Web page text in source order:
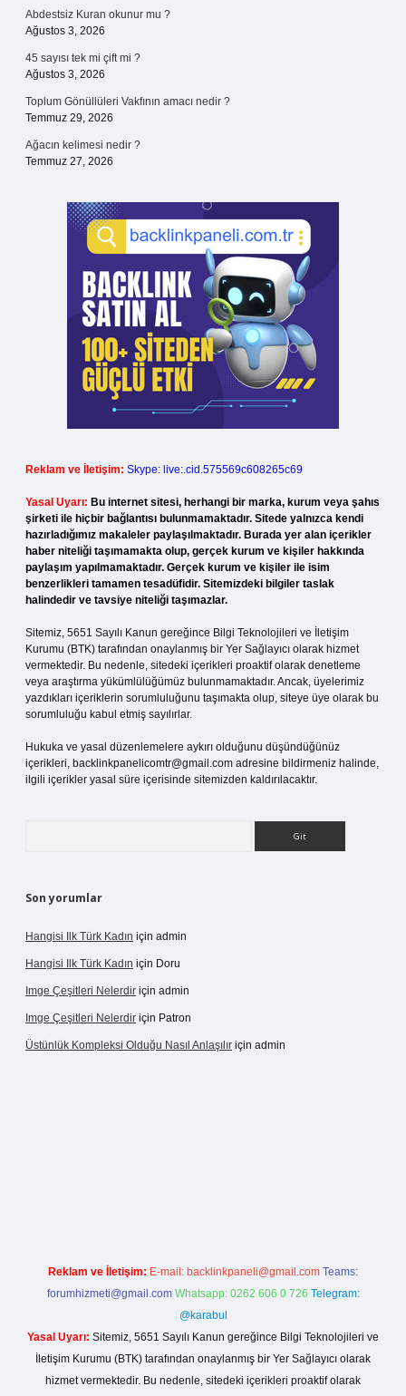
Abdestsiz Kuran okunur mu ?
Ağustos 3, 2026
45 sayısı tek mi çift mi ?
Ağustos 3, 2026
Toplum Gönüllüleri Vakfının amacı nedir ?
Temmuz 29, 2026
Ağacın kelimesi nedir ?
Temmuz 27, 2026
Reklam ve İletişim: Skype: live:.cid.575569c608265c69
Yasal Uyarı: Bu internet sitesi, herhangi bir marka, kurum veya şahıs
şirketi ile hiçbir bağlantısı bulunmamaktadır. Sitede yalnızca kendi
hazırladığımız makaleler paylaşılmaktadır. Burada yer alan içerikler
haber niteliği taşımamakta olup, gerçek kurum ve kişiler hakkında
paylaşım yapılmamaktadır. Gerçek kurum ve kişiler ile isim
benzerlikleri tamamen tesadüfidir. Sitemizdeki bilgiler taslak
halindedir ve tavsiye niteliği taşımazlar.
Sitemiz, 5651 Sayılı Kanun gereğince Bilgi Teknolojileri ve İletişim
Kurumu (BTK) tarafından onaylanmış bir Yer Sağlayıcı olarak hizmet
vermektedir. Bu nedenle, sitedeki içerikleri proaktif olarak denetleme
veya araştırma yükümlülüğümüz bulunmamaktadır. Ancak, üyelerimiz
yazdıkları içeriklerin sorumluluğunu taşımakta olup, siteye üye olarak bu
sorumluluğu kabul etmiş sayılırlar.
Hukuka ve yasal düzenlemelere aykırı olduğunu düşündüğünüz
içerikleri, backlinkpanelicomtr@gmail.com adresine bildirmeniz halinde,
ilgili içerikler yasal süre içerisinde sitemizden kaldırılacaktır.
Son yorumlar
Hangisi Ilk Türk Kadın için admin
Hangisi Ilk Türk Kadın için Doru
Imge Çeşitleri Nelerdir için admin
Imge Çeşitleri Nelerdir için Patron
Üstünlük Kompleksi Olduğu Nasıl Anlaşılır için admin
Reklam ve İletişim: E-mail: backlinkpaneli@gmail.com Teams:
forumhizmeti@gmail.com Whatsapp: 0262 606 0 726 Telegram:
@karabul
Yasal Uyarı: Sitemiz, 5651 Sayılı Kanun gereğince Bilgi Teknolojileri ve
İletişim Kurumu (BTK) tarafından onaylanmış bir Yer Sağlayıcı olarak
hizmet vermektedir. Bu nedenle, sitedeki içerikleri proaktif olarak